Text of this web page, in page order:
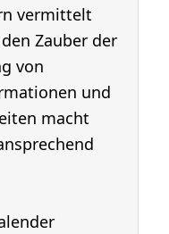
vermittelt
Zauber der
von
und
macht